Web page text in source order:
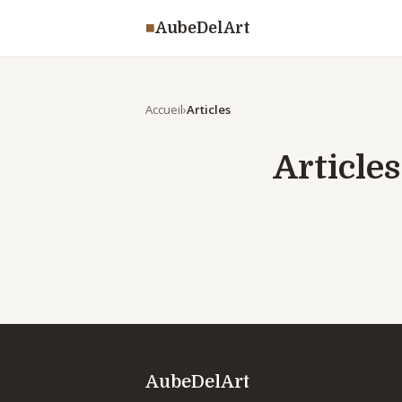
◾AubeDelArt
Accueil Articles
Articles
AubeDelArt